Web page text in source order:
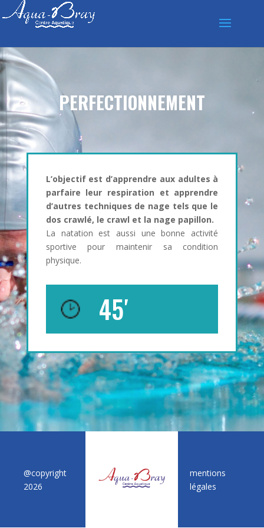
PERFECTIONNEMENT
L’objectif est d’apprendre aux adultes à
parfaire leur respiration et apprendre
d’autres techniques de nage tels que le
dos crawlé, le crawl et la nage papillon.
La natation est aussi une bonne activité
sportive pour maintenir sa condition
physique.
45′
@copyright
2026
mentions
légales